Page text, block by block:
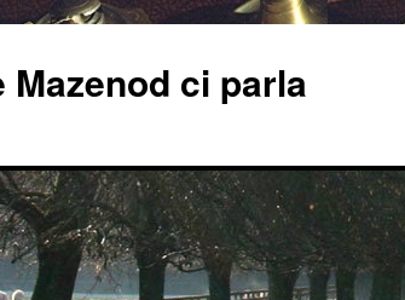
Mazenod ci parla